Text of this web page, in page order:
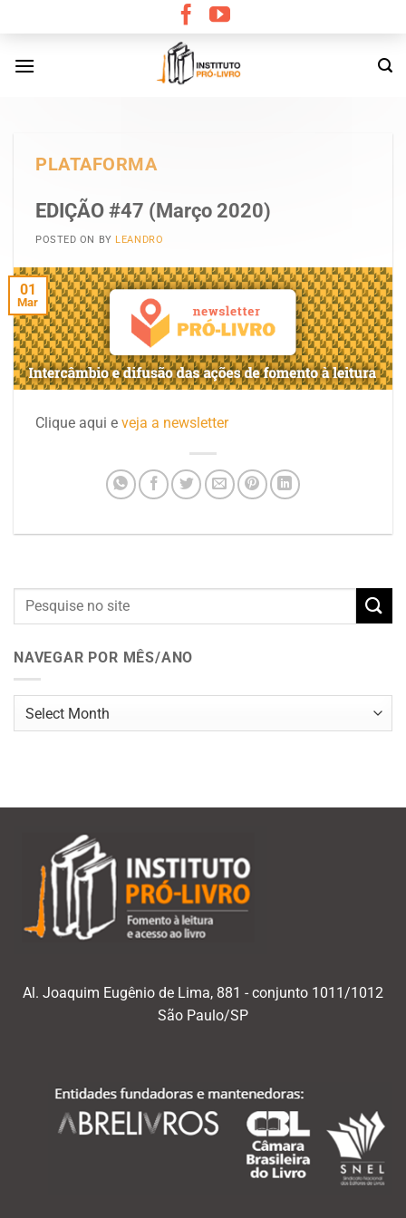
content
PLATAFORMA
EDIÇÃO #47 (Março 2020)
POSTED ON BY LEANDRO
01
Mar
Clique aqui e veja a newsletter
NAVEGAR POR MÊS/ANO
Navegar
Al. Joaquim Eugênio de Lima, 881 - conjunto 1011/1012
São Paulo/SP